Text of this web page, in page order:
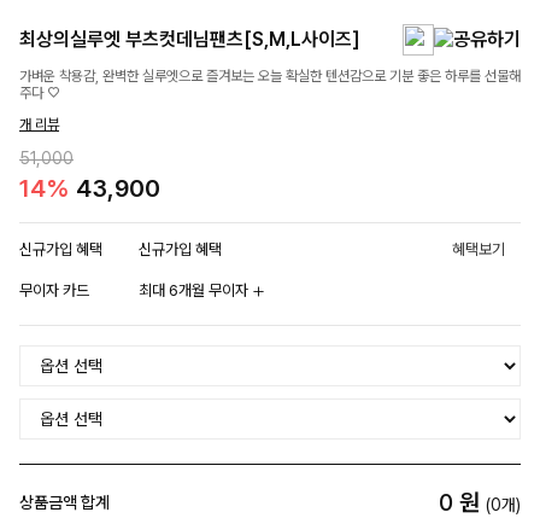
최상의실루엣 부츠컷데님팬츠[S,M,L사이즈]
가벼운 착용감, 완벽한 실루엣으로 즐겨보는 오늘 확실한 텐션감으로 기분 좋은 하루를 선물해
주다 ♡
개 리뷰
51,000
14% 43,900
신규가입 혜택 신규가입 혜택 혜택보기
무이자 카드 최대 6개월 무이자
상품금액 합계 0 원 (0개)